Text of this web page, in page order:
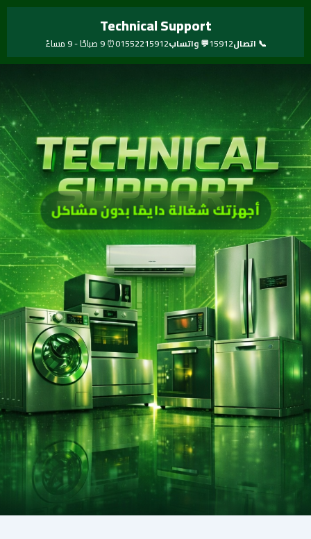
تخطي
Technical Support
📞 اتصال15912💬 واتساب01552215912⏰ 9 صباحًا - 9 مساءً
أجهزتك شغالة دايمًا بدون مشاكل